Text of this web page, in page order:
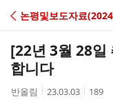
C
A
논평및보도자료(2024년부터 홈페이지
[22년 3월 28일
합니다
작
반올림
작
23.03.03
조
189